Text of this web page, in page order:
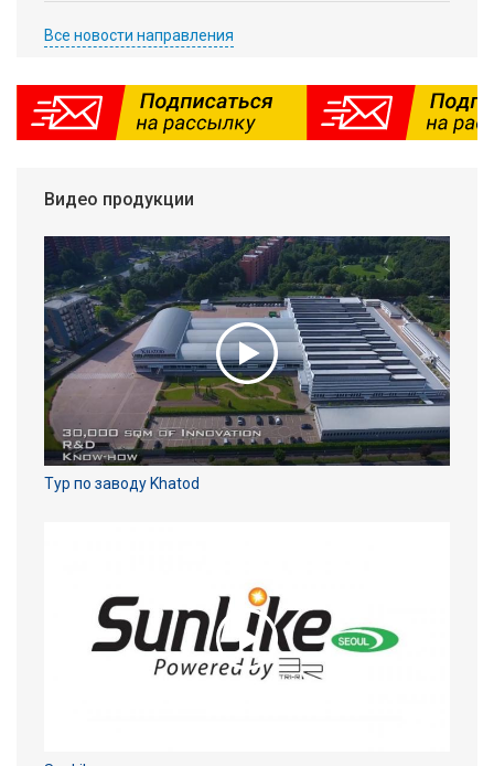
Все новости направления
Видео продукции
Тур по заводу Khatod